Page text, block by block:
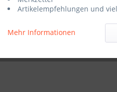
Artikelempfehlungen und
Mehr Informationen